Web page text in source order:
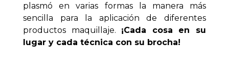
plasmó en varias formas la manera más
sencilla para la aplicación de diferentes
productos maquillaje. ¡Cada cosa en su
lugar y cada técnica con su brocha!